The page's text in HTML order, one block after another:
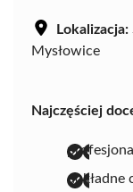
Lokalizacja:
Mysłowice
Najczęściej
dokładne